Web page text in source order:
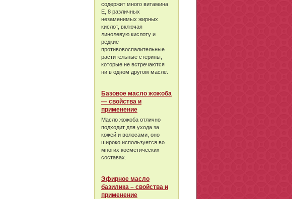
содержит много витамина
Е, 8 различных
незаменимых жирных
кислот, включая
линолевую кислоту и
редкие
противовоспалительные
растительные стерины,
которые не встречаются
ни в одном другом масле.
Базовое масло жожоба
— свойства и
применение
Масло жожоба отлично
подходит для ухода за
кожей и волосами, оно
широко используется во
многих косметических
составах.
Эфирное масло
базилика – свойства и
применение